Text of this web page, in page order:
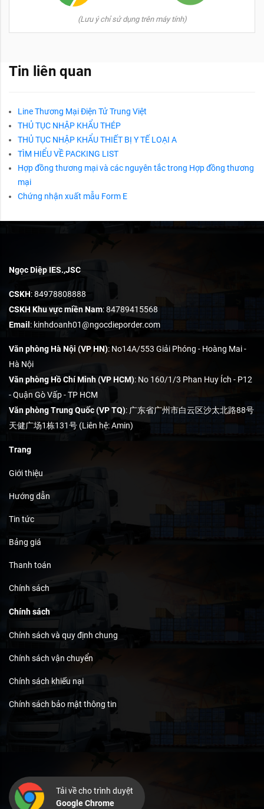
(Lưu ý chỉ sử dụng trên máy tính)
Tin liên quan
Line Thương Mại Điện Tử Trung Việt
THỦ TỤC NHẬP KHẨU THÉP
THỦ TỤC NHẬP KHẨU THIẾT BỊ Y TẾ LOẠI A
TÌM HIỂU VỀ PACKING LIST
Hợp đồng thương mại và các nguyên tắc trong Hợp đồng thương
mại
Chứng nhận xuất mẫu Form E
Ngọc Diệp IES.,JSC
CSKH: 84978808888
CSKH Khu vực miền Nam: 84789415568
Email : kinhdoanh01@ngocdieporder.com
Văn phòng Hà Nội (VP HN): No14A/553 Giải Phóng - Hoàng Mai -
Hà Nội
Văn phòng Hồ Chí Minh (VP HCM): No 160/1/3 Phan Huy Ích - P12
- Quận Gò Vấp - TP HCM
Văn phòng Trung Quốc (VP TQ): 广东省广州市白云区沙太北路88号
天健广场1栋131号 (Liên hệ: Amin)
Trang
Giới thiệu
Hướng dẫn
Tin tức
Bảng giá
Thanh toán
Chính sách
Chính sách
Chính sách và quy định chung
Chính sách vận chuyển
Chính sách khiếu nại
Chính sách bảo mật thông tin
Tải về cho trình duyệt
Google Chrome